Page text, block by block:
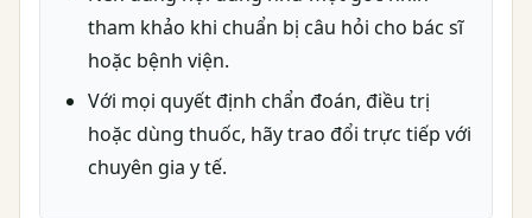
tham khảo khi chuẩn bị câu hỏi cho bác sĩ
hoặc bệnh viện.
Với mọi quyết định chẩn đoán, điều trị
hoặc dùng thuốc, hãy trao đổi trực tiếp với
chuyên gia y tế.